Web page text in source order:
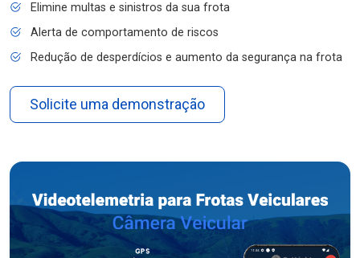
Elimine multas e sinistros da sua frota
Alerta de comportamento de riscos
Redução de desperdícios e aumento da segurança na frota
Solicite uma demonstração